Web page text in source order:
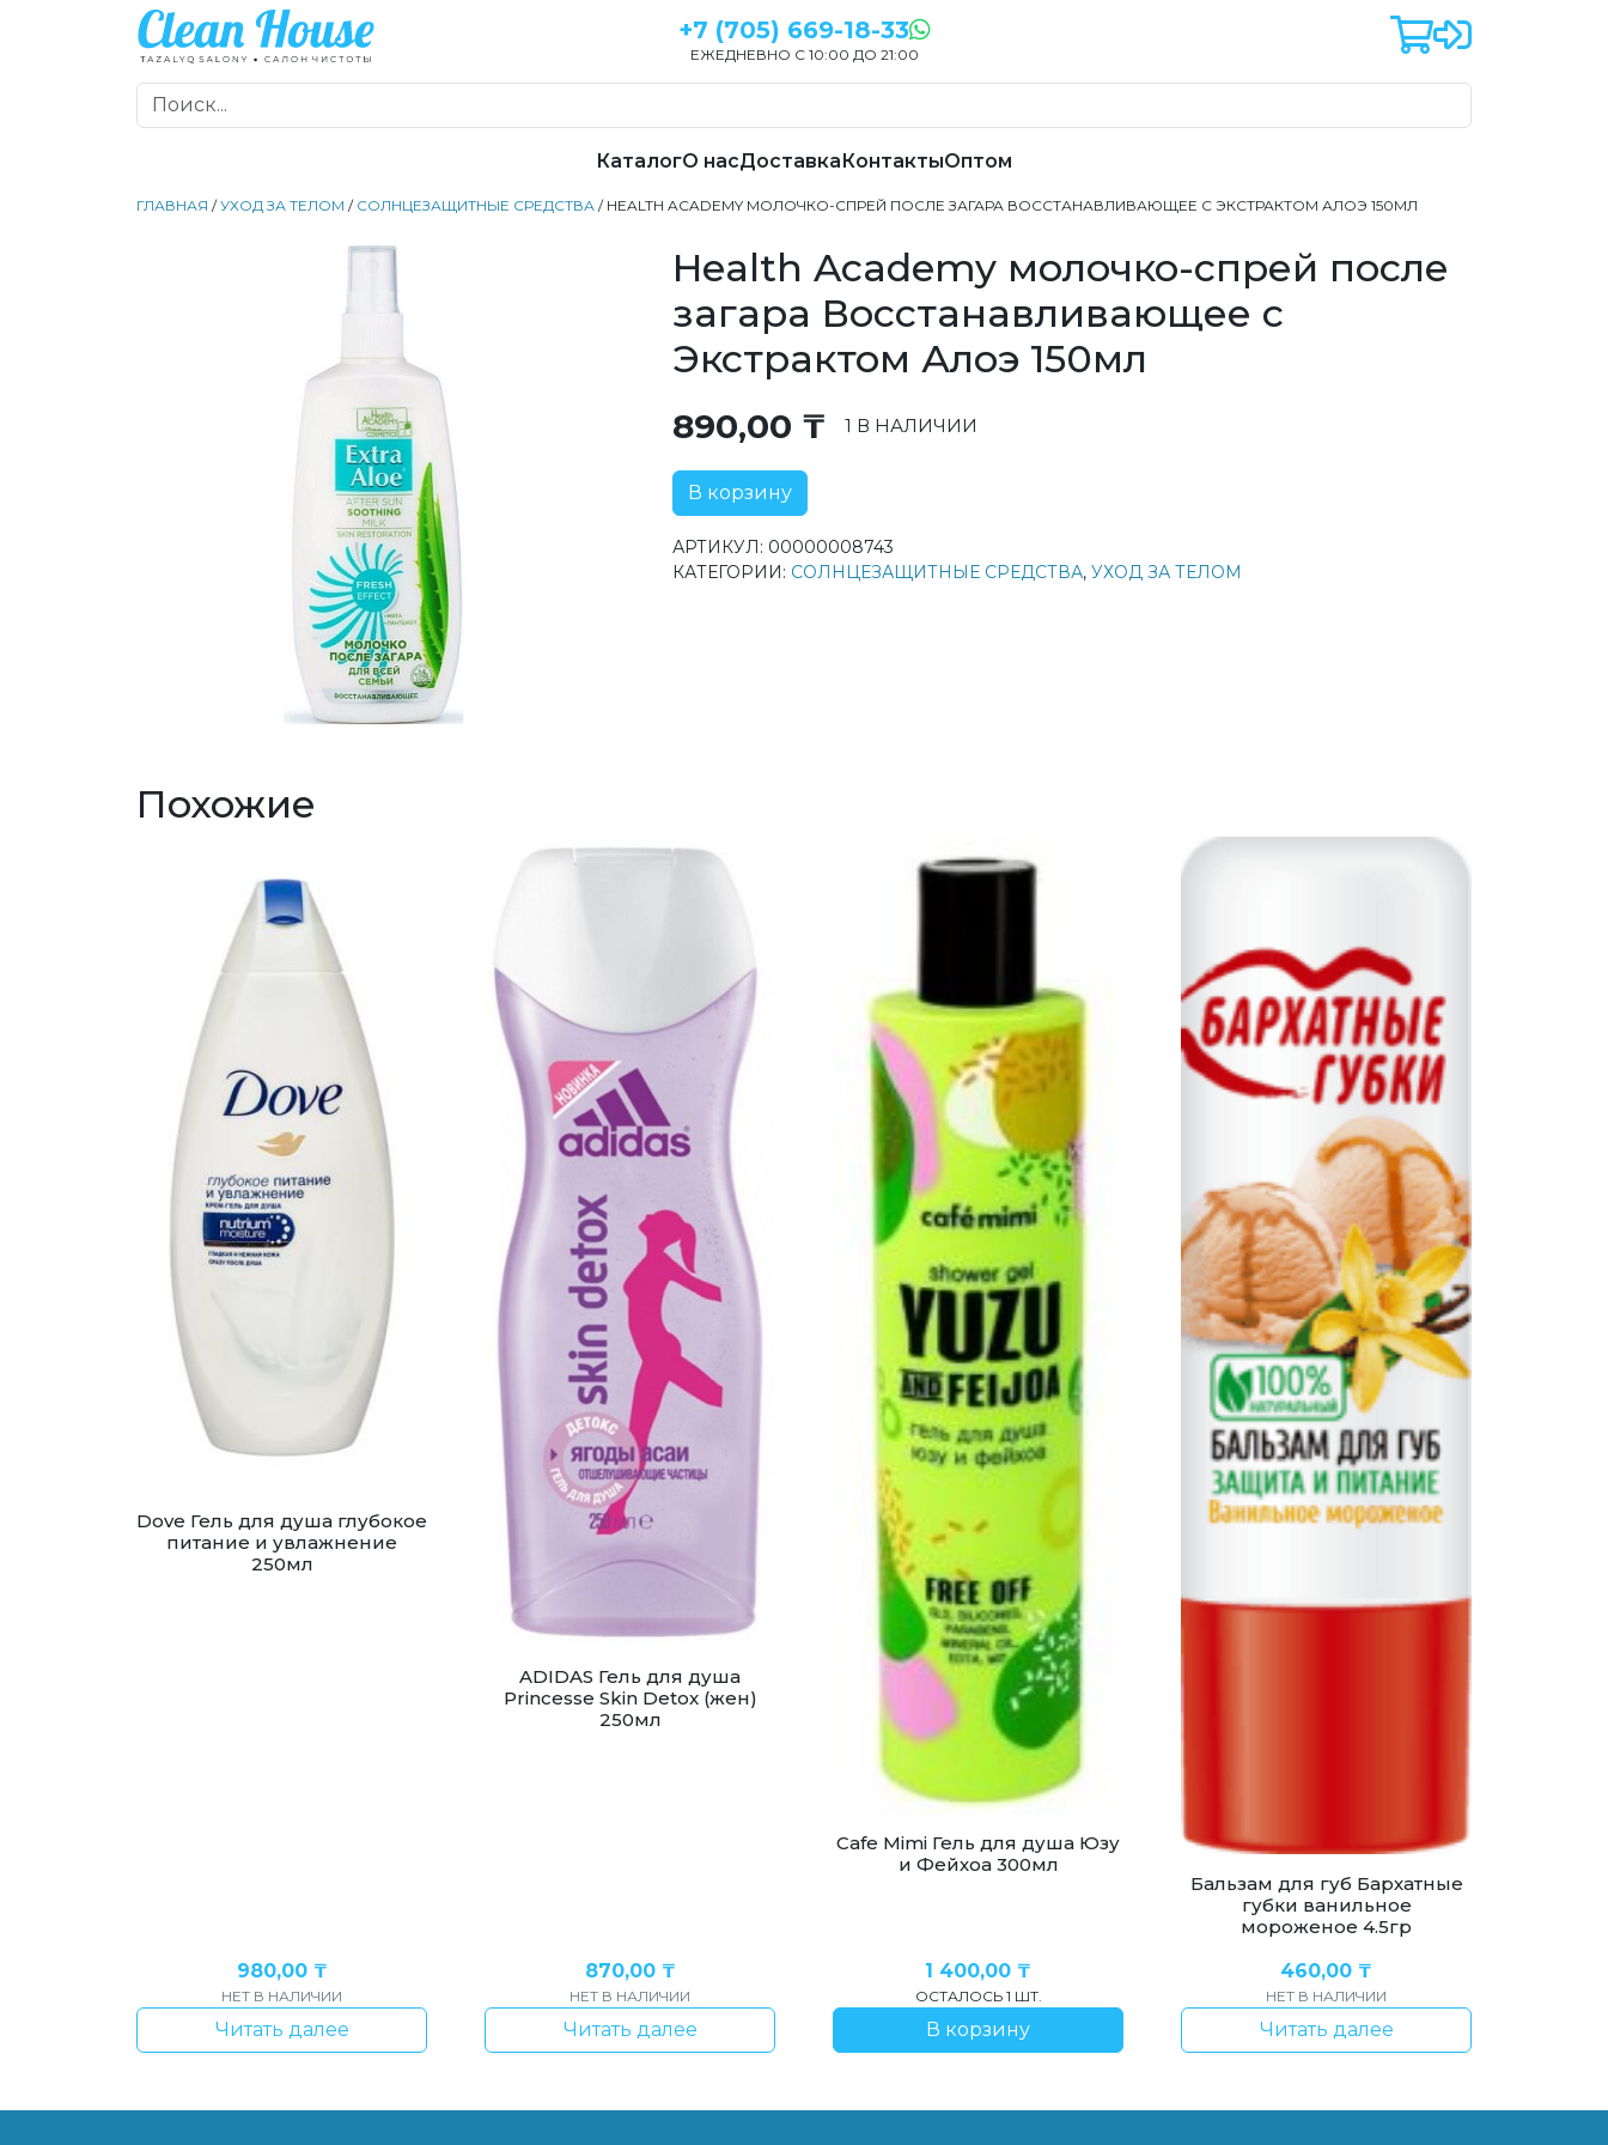
+7 (705) 669-18-33
ЕЖЕДНЕВНО С 10:00 ДО 21:00
КаталогО насДоставкаКонтактыОптом
ГЛАВНАЯ /УХОД ЗА ТЕЛОМ / СОЛНЦЕЗАЩИТНЫЕ СРЕДСТВА / HEALTH ACADEMY МОЛОЧКО-СПРЕЙ ПОСЛЕ ЗАГАРА ВОССТАНАВЛИВАЮЩЕЕ С ЭКСТРАКТОМ АЛОЭ 150МЛ
Health Academy молочко-спрей после
загара Восстанавливающее с
Экстрактом Алоэ 150мл
890,00 ₸ 1 В НАЛИЧИИ
В корзину
АРТИКУЛ: 00000008743
КАТЕГОРИИ: СОЛНЦЕЗАЩИТНЫЕ СРЕДСТВА, УХОД ЗА ТЕЛОМ
Похожие
Dove Гель для душа глубокое
питание и увлажнение
250мл
980,00 ₸
НЕТ В НАЛИЧИИ
Читать далее
ADIDAS Гель для душа
Princesse Skin Detox (жен)
250мл
870,00 ₸
НЕТ В НАЛИЧИИ
Читать далее
Cafe Mimi Гель для душа Юзу
и Фейхоа 300мл
1 400,00 ₸
ОСТАЛОСЬ 1 ШТ.
В корзину
Бальзам для губ Бархатные
губки ванильное
мороженое 4.5гр
460,00 ₸
НЕТ В НАЛИЧИИ
Читать далее